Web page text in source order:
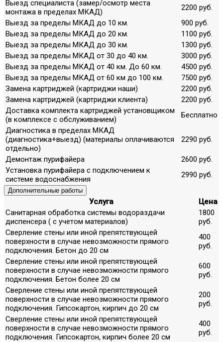
Выезд специалиста (замер/осмотр места
монтажа в пределах МКАД)
2200 руб.
Выезд за пределы МКАД до 10 км.
900 руб.
Выезд за пределы МКАД до 20 км.
1100 руб.
Выезд за пределы МКАД до 30 км.
1300 руб.
Выезд за пределы МКАД от 30 до 40 км.
3000 руб.
Выезд за пределы МКАД от 40 км. До 60 км.
4500 руб.
Выезд за пределы МКАД от 60 км до 100 км.
7500 руб.
Замена картриджей (картриджи наши)
2200 руб.
Замена картриджей (картриджи клиента)
2200 руб.
Доставка комплекта картриджей установщиком
(в комплексе с обслуживанием)
Бесплатно
Диагностика в пределах МКАД
(диагностика+выезд) (материалы оплачиваются
отдельно)
2290 руб.
Демонтаж пурифайера
2600 руб.
Установка пурифайера с подключением к
системе водоснабжения
2990 руб.
Дополнительные работы
Услуга
Цена
Санитарная обработка системы водораздачи
диспенсера ( с учетом материалов)
1800
руб.
Сверление стены или иной препятствующей
поверхности в случае невозможности прямого
подключения. Бетон до 20 см
400
руб.
Сверление стены или иной препятствующей
поверхности в случае невозможности прямого
подключения. Бетон более 20 см
600
руб.
Сверление стены или иной препятствующей
поверхности в случае невозможности прямого
подключения. Гипсокартон, кирпич до 20 см
200
руб.
Сверление стены или иной препятствующей
поверхности в случае невозможности прямого
подключения. Гипсокартон, кирпич более 20 см
400
руб.